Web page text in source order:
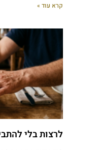
קרא עוד »
לרצות בלי